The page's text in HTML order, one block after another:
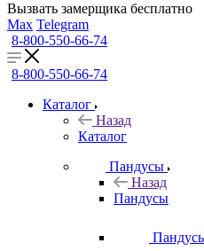
Вызвать замерщика бесплатно
Max Telegram
8-800-550-66-74
8-800-550-66-74
Каталог
Назад
Каталог
Пандусы
Назад
Пандусы